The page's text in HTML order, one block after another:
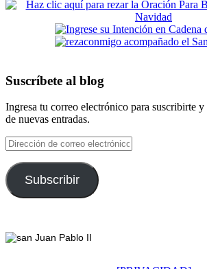
Suscríbete al blog
Ingresa tu correo electrónico para suscribirte
de nuevas entradas.
Dirección
de
correo
electrónico
Subscribir